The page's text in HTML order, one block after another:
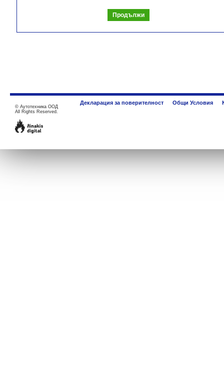
© Аутотехника ООД
All Rights Reserved.
Декларация за поверителност Общи Условия